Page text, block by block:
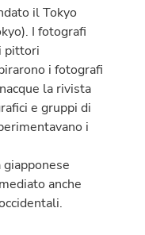
il Tokyo
I fotografi
pittori
i fotografi
la rivista
e gruppi di
i
anche